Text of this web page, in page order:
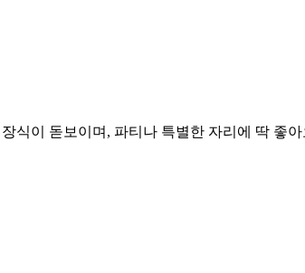
식이 돋보이며, 파티나 특별한 자리에 딱 좋